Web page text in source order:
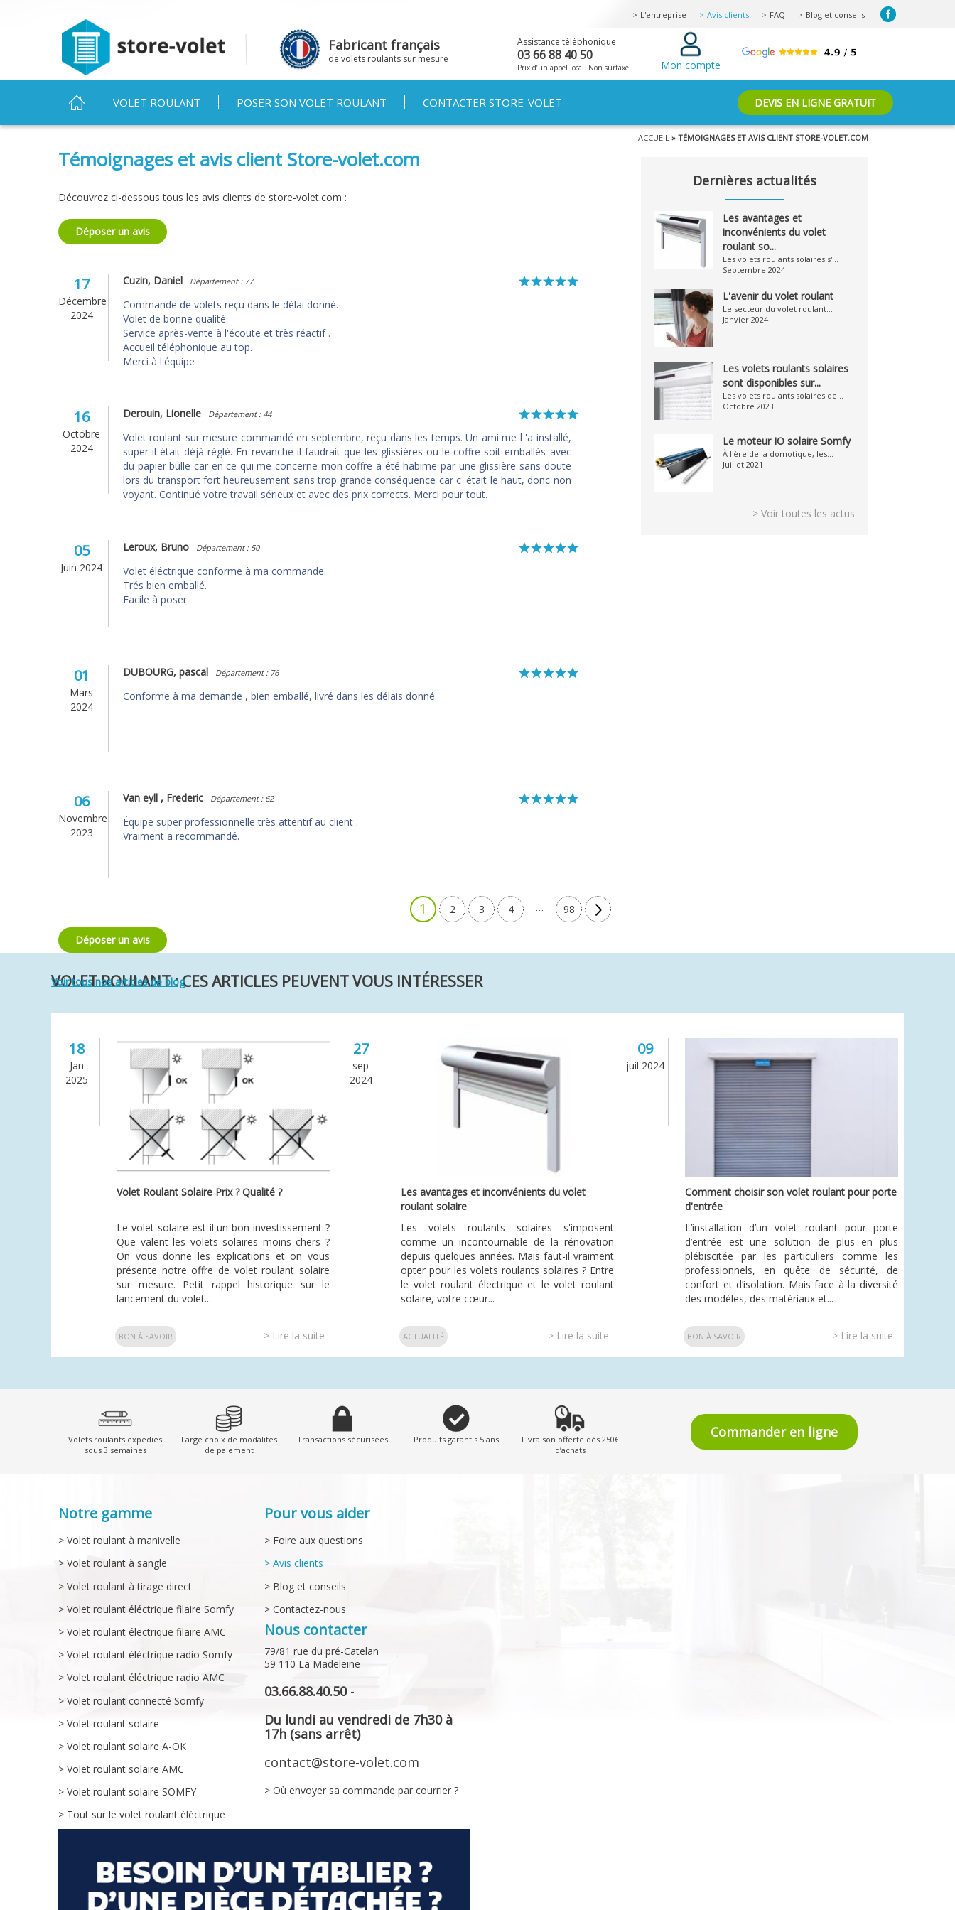
Fabricant français
de volets roulants sur mesure
L'entreprise Avis clients FAQ Blog et conseils
Assistance téléphonique
03 66 88 40 50
Prix d’un appel local. Non surtaxé. Mon compte
VOLET ROULANT
POSER SON VOLET ROULANT CONTACTER STORE-VOLET DEVIS EN LIGNE GRATUIT
Vous êtes ici ACCUEIL » TÉMOIGNAGES ET AVIS CLIENT STORE-VOLET.COM
Témoignages et avis client Store-volet.com
Découvrez ci-dessous tous les avis clients de store-volet.com :
Déposer un avis
17
Décembre
2024
Cuzin, Daniel Département : 77
Commande de volets reçu dans le délai donné.
Volet de bonne qualité
Service après-vente à l'écoute et très réactif .
Accueil téléphonique au top.
Merci à l'équipe
16
Octobre
2024
Derouin, Lionelle Département : 44
Volet roulant sur mesure commandé en septembre, reçu dans les temps. Un ami me l 'a installé,
super il était déjà réglé. En revanche il faudrait que les glissières ou le coffre soit emballés avec
du papier bulle car en ce qui me concerne mon coffre a été habime par une glissière sans doute
lors du transport fort heureusement sans trop grande conséquence car c 'était le haut, donc non
voyant. Continué votre travail sérieux et avec des prix corrects. Merci pour tout.
05
Juin 2024
Leroux, Bruno Département : 50
Volet éléctrique conforme à ma commande.
Trés bien emballé.
Facile à poser
01
Mars
2024
DUBOURG, pascal Département : 76
Conforme à ma demande , bien emballé, livré dans les délais donné.
06
Novembre
2023
Van eyll , Frederic Département : 62
Équipe super professionnelle très attentif au client .
Vraiment a recommandé.
1 2 3 4 … 98
Déposer un avis
Dernières actualités
Les avantages et
inconvénients du volet
roulant so...
Les volets roulants solaires s'...
Septembre 2024
L'avenir du volet roulant
Le secteur du volet roulant...
Janvier 2024
Les volets roulants solaires
sont disponibles sur...
Les volets roulants solaires de...
Octobre 2023
Le moteur IO solaire Somfy
À l'ère de la domotique, les...
Juillet 2021
> Voir toutes les actus
VOLET ROULANT : CES ARTICLES PEUVENT VOUS INTÉRESSER
Voir tous nos articles de blog
18
Jan
2025
Volet Roulant Solaire Prix ? Qualité ?
Le volet solaire est-il un bon investissement ?
Que valent les volets solaires moins chers ?
On vous donne les explications et on vous
présente notre offre de volet roulant solaire
sur mesure. Petit rappel historique sur le
lancement du volet...
BON À SAVOIR > Lire la suite
27
sep
2024
Les avantages et inconvénients du volet
roulant solaire
Les volets roulants solaires s'imposent
comme un incontournable de la rénovation
depuis quelques années. Mais faut-il vraiment
opter pour les volets roulants solaires ? Entre
le volet roulant électrique et le volet roulant
solaire, votre cœur...
ACTUALITÉ > Lire la suite
09
juil 2024
Comment choisir son volet roulant pour porte
d'entrée
L’installation d’un volet roulant pour porte
d’entrée est une solution de plus en plus
plébiscitée par les particuliers comme les
professionnels, en quête de sécurité, de
confort et d’isolation. Mais face à la diversité
des modèles, des matériaux et...
BON À SAVOIR > Lire la suite
Volets roulants expédiés
sous 3 semaines
Large choix de modalités
de paiement
Transactions sécurisées Produits garantis 5 ans
Livraison offerte dès 250€
d’achats
Commander en ligne
Notre gamme
> Volet roulant à manivelle
> Volet roulant à sangle
> Volet roulant à tirage direct
> Volet roulant éléctrique filaire Somfy
> Volet roulant électrique filaire AMC
> Volet roulant éléctrique radio Somfy
> Volet roulant éléctrique radio AMC
> Volet roulant connecté Somfy
> Volet roulant solaire
> Volet roulant solaire A-OK
> Volet roulant solaire AMC
> Volet roulant solaire SOMFY
> Tout sur le volet roulant éléctrique
Pour vous aider
> Foire aux questions
> Avis clients
> Blog et conseils
> Contactez-nous
Nous contacter
79/81 rue du pré-Catelan
59 110 La Madeleine
03.66.88.40.50-
Du lundi au vendredi de 7h30 à
17h (sans arrêt)
contact@store-volet.com
> Où envoyer sa commande par courrier ?